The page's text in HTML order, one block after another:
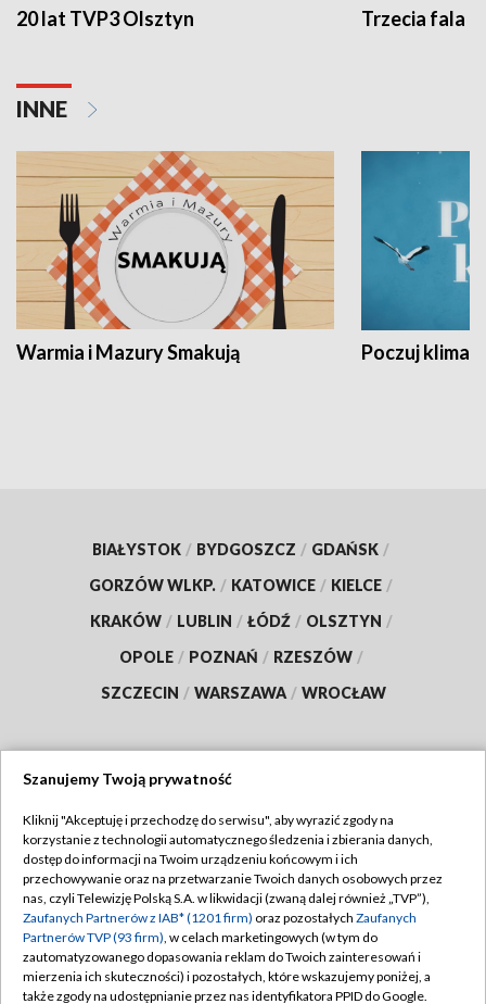
20 lat TVP3 Olsztyn Trzecia fala -
INNE
Warmia i Mazury Smakują Poczuj klimat
BIAŁYSTOK / BYDGOSZCZ / GDAŃSK /
GORZÓW WLKP. / KATOWICE / KIELCE /
KRAKÓW / LUBLIN / ŁÓDŹ / OLSZTYN /
OPOLE / POZNAŃ / RZESZÓW /
SZCZECIN / WARSZAWA / WROCŁAW
TVP
Abonament TVP
Emisja w TVP
Centrum informacji TVP
Naziemna Telewizja Cyfrowa
Regulamin TVP
Polityka prywatności
Moje zgody
Pomoc
Szanujemy Twoją prywatność
Kliknij "Akceptuję i przechodzę do serwisu", aby wyrazić zgody na
korzystanie z technologii automatycznego śledzenia i zbierania danych,
dostęp do informacji na Twoim urządzeniu końcowym i ich
przechowywanie oraz na przetwarzanie Twoich danych osobowych przez
nas, czyli Telewizję Polską S.A. w likwidacji (zwaną dalej również „TVP”),
Zaufanych Partnerów z IAB* (1201 firm) oraz pozostałych Zaufanych
Partnerów TVP (93 firm), w celach marketingowych (w tym do
zautomatyzowanego dopasowania reklam do Twoich zainteresowań i
mierzenia ich skuteczności) i pozostałych, które wskazujemy poniżej, a
także zgody na udostępnianie przez nas identyfikatora PPID do Google.